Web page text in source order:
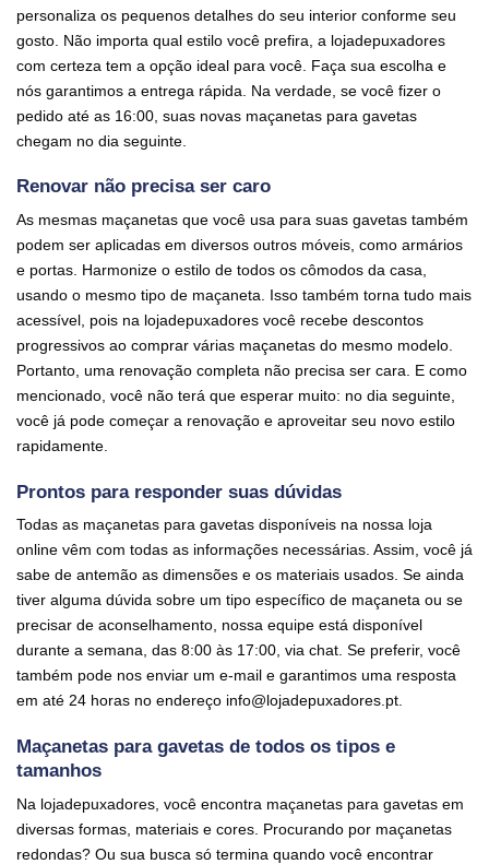
personaliza os pequenos detalhes do seu interior conforme seu
gosto. Não importa qual estilo você prefira, a lojadepuxadores
com certeza tem a opção ideal para você. Faça sua escolha e
nós garantimos a entrega rápida. Na verdade, se você fizer o
pedido até as 16:00, suas novas maçanetas para gavetas
chegam no dia seguinte.
Renovar não precisa ser caro
As mesmas maçanetas que você usa para suas gavetas também
podem ser aplicadas em diversos outros móveis, como armários
e portas. Harmonize o estilo de todos os cômodos da casa,
usando o mesmo tipo de maçaneta. Isso também torna tudo mais
acessível, pois na lojadepuxadores você recebe descontos
progressivos ao comprar várias maçanetas do mesmo modelo.
Portanto, uma renovação completa não precisa ser cara. E como
mencionado, você não terá que esperar muito: no dia seguinte,
você já pode começar a renovação e aproveitar seu novo estilo
rapidamente.
Prontos para responder suas dúvidas
Todas as maçanetas para gavetas disponíveis na nossa loja
online vêm com todas as informações necessárias. Assim, você já
sabe de antemão as dimensões e os materiais usados. Se ainda
tiver alguma dúvida sobre um tipo específico de maçaneta ou se
precisar de aconselhamento, nossa equipe está disponível
durante a semana, das 8:00 às 17:00, via chat. Se preferir, você
também pode nos enviar um e-mail e garantimos uma resposta
em até 24 horas no endereço info@lojadepuxadores.pt.
Maçanetas para gavetas de todos os tipos e
tamanhos
Na lojadepuxadores, você encontra maçanetas para gavetas em
diversas formas, materiais e cores. Procurando por maçanetas
redondas? Ou sua busca só termina quando você encontrar